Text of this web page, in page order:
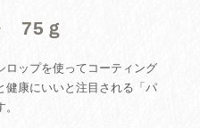
75ｇ
ロップを使ってコーティング
健康にいいと注目される「パ